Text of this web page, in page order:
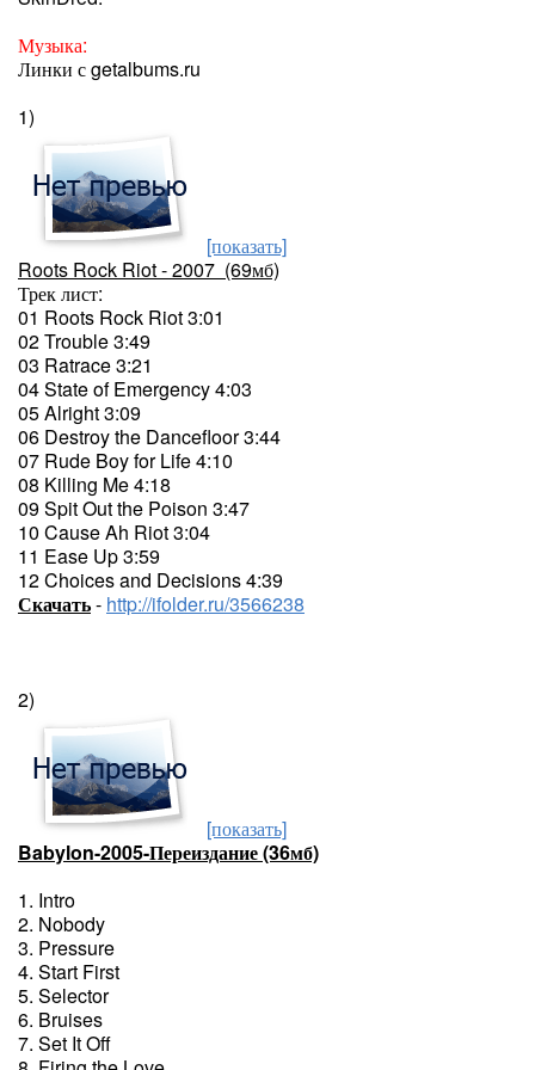
Музыка:
Линки с getalbums.ru
1)
[показать]
Roots Rock Riot - 2007 (69мб)
Трек лист:
01 Roots Rock Riot 3:01
02 Trouble 3:49
03 Ratrace 3:21
04 State of Emergency 4:03
05 Alright 3:09
06 Destroy the Dancefloor 3:44
07 Rude Boy for Life 4:10
08 Killing Me 4:18
09 Spit Out the Poison 3:47
10 Cause Ah Riot 3:04
11 Ease Up 3:59
12 Choices and Decisions 4:39
Скачать- http://ifolder.ru/3566238
2)
[показать]
Babylon-2005-Переиздание (36мб)
1. Intro
2. Nobody
3. Pressure
4. Start First
5. Selector
6. Bruises
7. Set It Off